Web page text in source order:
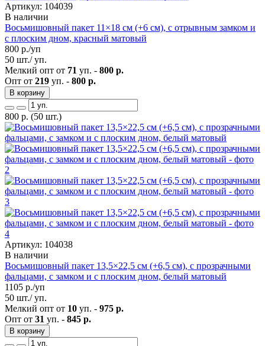
Артикул: 104039
В наличии
Восьмишовный пакет 11×18 см (+6 см), с отрывным замком и
с плоским дном, красный матовый
800 р./уп
50 шт./ уп.
Мелкий опт от 71 уп. - 800 р.
Опт от 219 уп. - 800 р.
В корзину
800 р. (50 шт.)
Артикул: 104038
В наличии
Восьмишовный пакет 13,5×22,5 см (+6,5 см), с прозрачными
фальцами, с замком и с плоским дном, белый матовый
1105 р./уп
50 шт./ уп.
Мелкий опт от 10 уп. - 975 р.
Опт от 31 уп. - 845 р.
В корзину